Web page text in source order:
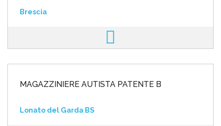
Brescia
MAGAZZINIERE AUTISTA PATENTE B
Lonato del Garda BS